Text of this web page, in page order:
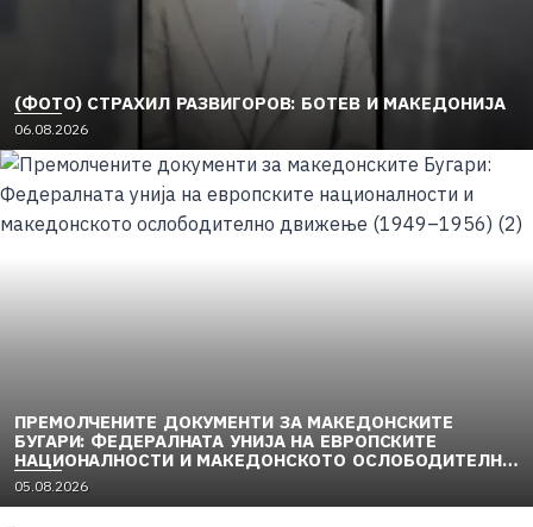
(ФОТО) СТРАХИЛ РАЗВИГОРОВ: БОТЕВ И МАКЕДОНИЈА
06.08.2026
ПРЕМОЛЧЕНИТЕ ДОКУМЕНТИ ЗА МАКЕДОНСКИТЕ
БУГАРИ: ФЕДЕРАЛНАТА УНИЈА НА ЕВРОПСКИТЕ
НАЦИОНАЛНОСТИ И МАКЕДОНСКОТО ОСЛОБОДИТЕЛНО
ДВИЖЕЊЕ (1949–1956) (2)
05.08.2026